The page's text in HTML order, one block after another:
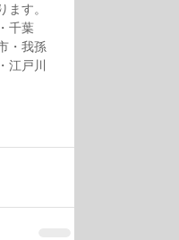
す。
千葉
・我孫
江戸川